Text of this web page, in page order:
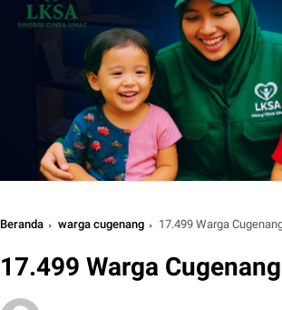
Beranda warga cugenang 17.499 Warga
17.499 Warga